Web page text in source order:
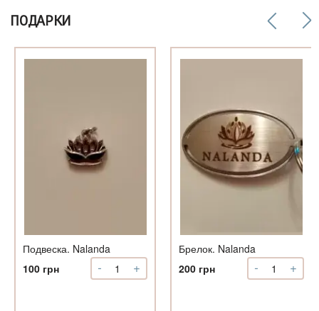
ПОДАРКИ
Подвеска. Nalanda
100 грн -
Количество
Подвеска.
+
Брелок. Nalanda
200 грн -
Количество
Брелок.
+